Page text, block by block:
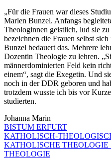
„Für die Frauen war dieses
Marlen Bunzel. Anfangs
Theologinnen geistlich, lud sie
bezeichnen die Frauen selbst
Bunzel bedauert das. Mehrere
Dozentin Theologie zu lehren.
männerdominierten Feld kein
einem“, sagt die Exegetin. Und
noch in der DDR geboren und
trotzdem wusste ich bis vor
studierten.
Johanna Marin
BISTUM ERFURT
KATHOLISCH-
KATHOLISCHE THEOLOGIE
THEOLOGIE